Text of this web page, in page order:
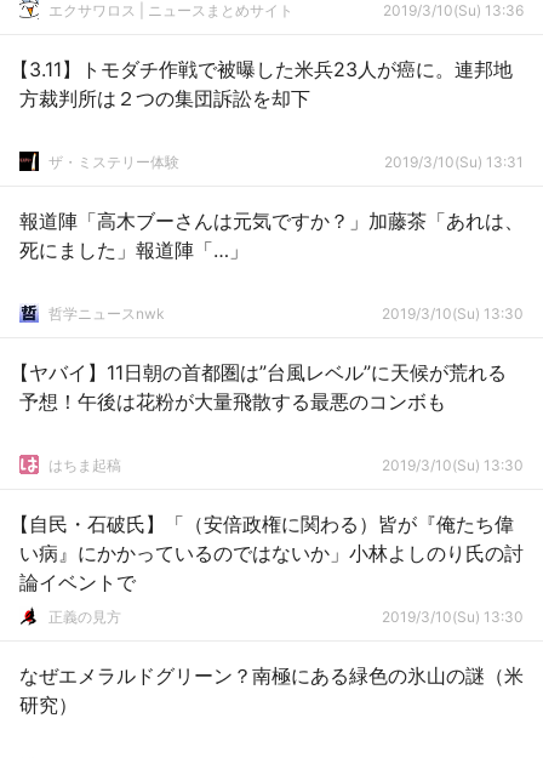
エクサワロス | ニュースまとめサイト 2019/3/10(Su) 13:36
【3.11】トモダチ作戦で被曝した米兵23人が癌に。連邦地
方裁判所は２つの集団訴訟を却下
ザ・ミステリー体験 2019/3/10(Su) 13:31
報道陣「高木ブーさんは元気ですか？」加藤茶「あれは、
死にました」報道陣「…」
哲学ニュースnwk 2019/3/10(Su) 13:30
【ヤバイ】11日朝の首都圏は”台風レベル”に天候が荒れる
予想！午後は花粉が大量飛散する最悪のコンボも
はちま起稿 2019/3/10(Su) 13:30
【自民・石破氏】「（安倍政権に関わる）皆が『俺たち偉
い病』にかかっているのではないか」小林よしのり氏の討
論イベントで
正義の見方 2019/3/10(Su) 13:30
なぜエメラルドグリーン？南極にある緑色の氷山の謎（米
研究）